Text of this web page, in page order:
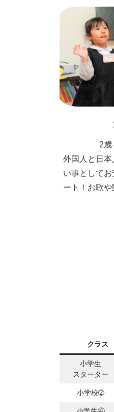
2歳
外国人と日
い事として
ート！お歌
クラス
小学生
スターター
小学校➁